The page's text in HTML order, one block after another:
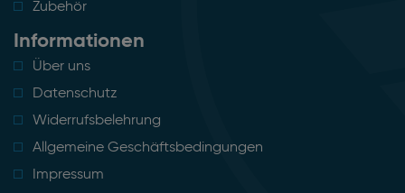
Zubehör
Informationen
Über uns
Datenschutz
Widerrufsbelehrung
Allgemeine Geschäftsbedingungen
Impressum